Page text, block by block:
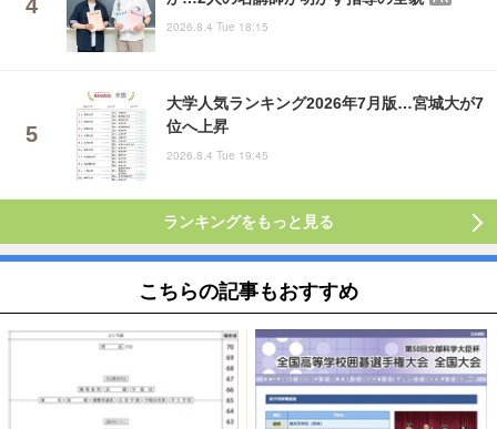
2026.8.4 Tue 18:15
大学人気ランキング2026年7月版…宮城大が7
位へ上昇
2026.8.4 Tue 19:45
ランキングをもっと見る
こちらの記事もおすすめ